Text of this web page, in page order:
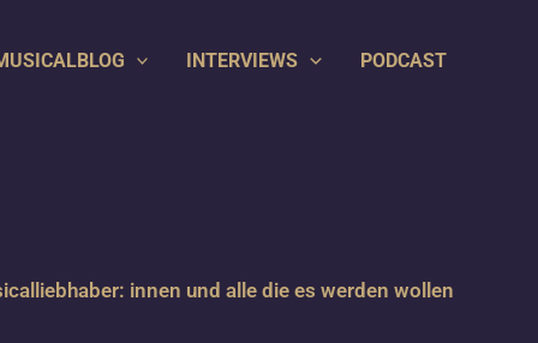
INTERVIEWS PODCAST
innen und alle die es werden wollen